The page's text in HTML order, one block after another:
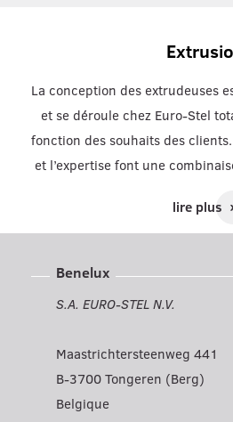
La conception des extrudeuses
et se déroule chez Euro-Stel
fonction des souhaits des
et l’expertise font une
lire plus
Benelux
S.A. EURO-STEL N.V.
Maastrichtersteenweg 441
B-3700 Tongeren (Berg)
Belgique